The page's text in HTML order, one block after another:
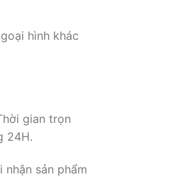
hình khác
gian trọn
24H.
sản phẩm